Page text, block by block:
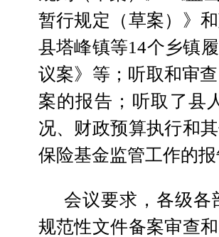
暂行规定（草案）》
县塔峰镇等14个乡镇
议案》等；听取和审
案的报告；听取了县
况、财政预算执行和
保险基金监管工作的
会议要求，各级各
规范性文件备案审查